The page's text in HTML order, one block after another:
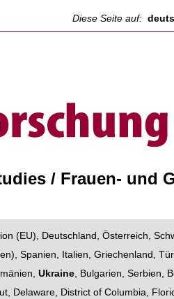
Diese Seite auf:
/ Frauen- und
(EU), Deutschland ,Österreich,
),Spanien, Italien,Griechenland ,
,Ukraine, Bulgarien,Serbien,
, Delaware, District of Columbia,